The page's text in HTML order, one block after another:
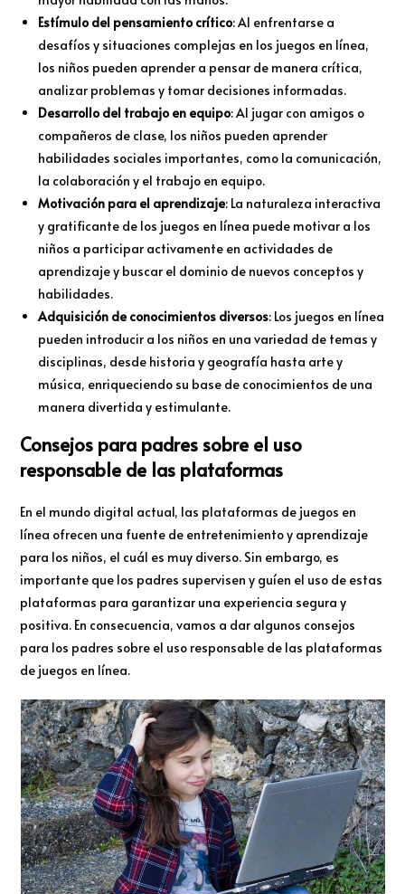
Estímulo del pensamiento crítico: Al enfrentarse a
desafíos y situaciones complejas en los juegos en línea,
los niños pueden aprender a pensar de manera crítica,
analizar problemas y tomar decisiones informadas.
Desarrollo del trabajo en equipo: Al jugar con amigos o
compañeros de clase, los niños pueden aprender
habilidades sociales importantes, como la comunicación,
la colaboración y el trabajo en equipo.
Motivación para el aprendizaje: La naturaleza interactiva
y gratificante de los juegos en línea puede motivar a los
niños a participar activamente en actividades de
aprendizaje y buscar el dominio de nuevos conceptos y
habilidades.
Adquisición de conocimientos diversos: Los juegos en línea
pueden introducir a los niños en una variedad de temas y
disciplinas, desde historia y geografía hasta arte y
música, enriqueciendo su base de conocimientos de una
manera divertida y estimulante.
Consejos para padres sobre el uso
responsable de las plataformas
En el mundo digital actual, las plataformas de juegos en
línea ofrecen una fuente de entretenimiento y aprendizaje
para los niños, el cuál es muy diverso. Sin embargo, es
importante que los padres supervisen y guíen el uso de estas
plataformas para garantizar una experiencia segura y
positiva. En consecuencia, vamos a dar algunos consejos
para los padres sobre el uso responsable de las plataformas
de juegos en línea.